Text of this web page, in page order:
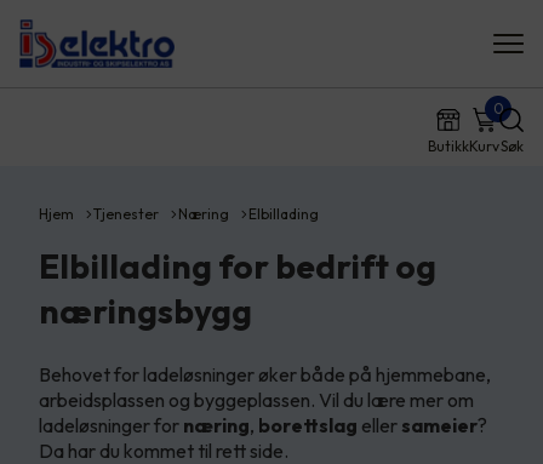
ButikkKurv
0
Søk
Hjem Tjenester Næring Elbillading
Elbillading for bedrift og
næringsbygg
Behovet for ladeløsninger øker både på hjemmebane,
arbeidsplassen og byggeplassen. Vil du lære mer om
ladeløsninger for næring, borettslag eller sameier?
Da har du kommet til rett side.